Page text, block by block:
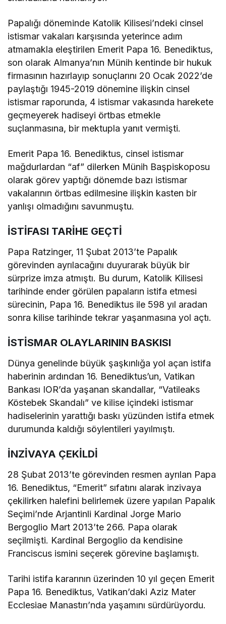
Papalığı döneminde Katolik Kilisesi’ndeki cinsel
istismar vakaları karşısında yeterince adım
atmamakla eleştirilen Emerit Papa 16. Benediktus,
son olarak Almanya’nın Münih kentinde bir hukuk
firmasının hazırlayıp sonuçlarını 20 Ocak 2022’de
paylaştığı 1945-2019 dönemine ilişkin cinsel
istismar raporunda, 4 istismar vakasında harekete
geçmeyerek hadiseyi örtbas etmekle
suçlanmasına, bir mektupla yanıt vermişti.
Emerit Papa 16. Benediktus, cinsel istismar
mağdurlardan “af” dilerken Münih Başpiskoposu
olarak görev yaptığı dönemde bazı istismar
vakalarının örtbas edilmesine ilişkin kasten bir
yanlışı olmadığını savunmuştu.
İSTİFASI TARİHE GEÇTİ
Papa Ratzinger, 11 Şubat 2013’te Papalık
görevinden ayrılacağını duyurarak büyük bir
sürprize imza atmıştı. Bu durum, Katolik Kilisesi
tarihinde ender görülen papaların istifa etmesi
sürecinin, Papa 16. Benediktus ile 598 yıl aradan
sonra kilise tarihinde tekrar yaşanmasına yol açtı.
İSTİSMAR OLAYLARININ BASKISI
Dünya genelinde büyük şaşkınlığa yol açan istifa
haberinin ardından 16. Benediktus’un, Vatikan
Bankası IOR’da yaşanan skandallar, “Vatileaks
Köstebek Skandalı” ve kilise içindeki istismar
hadiselerinin yarattığı baskı yüzünden istifa etmek
durumunda kaldığı söylentileri yayılmıştı.
İNZİVAYA ÇEKİLDİ
28 Şubat 2013’te görevinden resmen ayrılan Papa
16. Benediktus, “Emerit” sıfatını alarak inzivaya
çekilirken halefini belirlemek üzere yapılan Papalık
Seçimi’nde Arjantinli Kardinal Jorge Mario
Bergoglio Mart 2013’te 266. Papa olarak
seçilmişti. Kardinal Bergoglio da kendisine
Franciscus ismini seçerek görevine başlamıştı.
Tarihi istifa kararının üzerinden 10 yıl geçen Emerit
Papa 16. Benediktus, Vatikan’daki Aziz Mater
Ecclesiae Manastırı’nda yaşamını sürdürüyordu.